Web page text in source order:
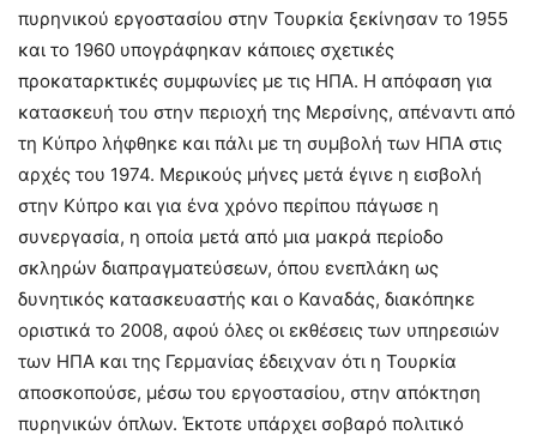
πυρηνικού εργοστασίου στην Τουρκία ξεκίνησαν το 1955
και το 1960 υπογράφηκαν κάποιες σχετικές
προκαταρκτικές συμφωνίες με τις ΗΠΑ. Η απόφαση για
κατασκευή του στην περιοχή της Μερσίνης, απέναντι από
τη Κύπρο λήφθηκε και πάλι με τη συμβολή των ΗΠΑ στις
αρχές του 1974. Μερικούς μήνες μετά έγινε η εισβολή
στην Κύπρο και για ένα χρόνο περίπου πάγωσε η
συνεργασία, η οποία μετά από μια μακρά περίοδο
σκληρών διαπραγματεύσεων, όπου ενεπλάκη ως
δυνητικός κατασκευαστής και ο Καναδάς, διακόπηκε
οριστικά το 2008, αφού όλες οι εκθέσεις των υπηρεσιών
των ΗΠΑ και της Γερμανίας έδειχναν ότι η Τουρκία
αποσκοπούσε, μέσω του εργοστασίου, στην απόκτηση
πυρηνικών όπλων. Έκτοτε υπάρχει σοβαρό πολιτικό